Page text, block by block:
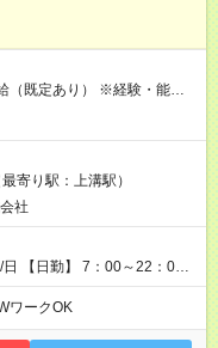
既定あり） ※経験・能力を
なる部分があります。 雇用
時給 1,230円以上
寄り駅：上溝駅）
社
【日勤】 7：00～22：00
1日～OK ／ 1
週同じ曜日勤務）
ワークOK